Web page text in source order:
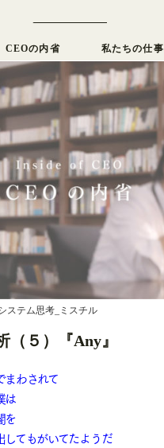
CEOの内省 私たちの仕事
ステム思考_ミスチル
（５）『Any』
わされて
は
を
てもがいてたようだ